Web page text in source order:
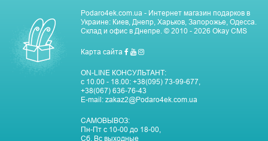
Podaro4ek.com.ua - Интернет магазин подарков в
Украине: Киев, Днепр, Харьков, Запорожье, Одесса.
Склад и офис в Днепре. © 2010 - 2026 Okay CMS
Карта сайта
ON-LINE КОНСУЛЬТАНТ:
с 10.00 - 18.00: +38(095) 73-99-677,
+38(067) 636-76-43
E-mail: zakaz2@Podaro4ek.com.ua
САМОВЫВОЗ:
Пн-Пт c 10-00 до 18-00,
Сб, Вс выходные